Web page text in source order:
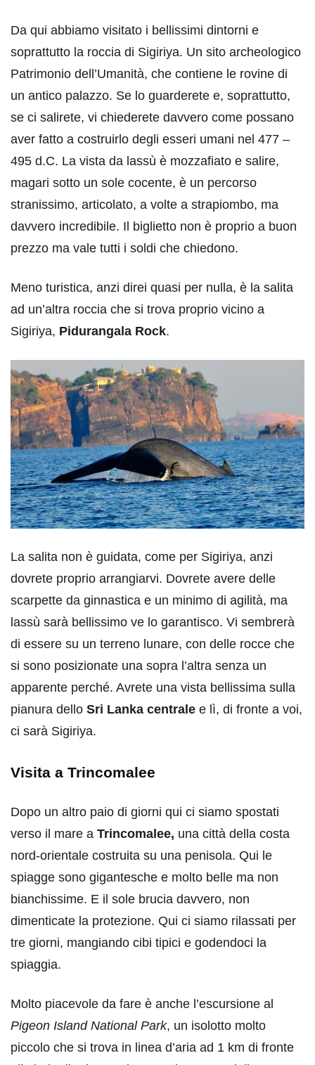
Da qui abbiamo visitato i bellissimi dintorni e
soprattutto la roccia di Sigiriya. Un sito archeologico
Patrimonio dell’Umanità, che contiene le rovine di
un antico palazzo. Se lo guarderete e, soprattutto,
se ci salirete, vi chiederete davvero come possano
aver fatto a costruirlo degli esseri umani nel 477 –
495 d.C. La vista da lassù è mozzafiato e salire,
magari sotto un sole cocente, è un percorso
stranissimo, articolato, a volte a strapiombo, ma
davvero incredibile. Il biglietto non è proprio a buon
prezzo ma vale tutti i soldi che chiedono.
Meno turistica, anzi direi quasi per nulla, è la salita
ad un’altra roccia che si trova proprio vicino a
Sigiriya, Pidurangala Rock.
La salita non è guidata, come per Sigiriya, anzi
dovrete proprio arrangiarvi. Dovrete avere delle
scarpette da ginnastica e un minimo di agilità, ma
lassù sarà bellissimo ve lo garantisco. Vi sembrerà
di essere su un terreno lunare, con delle rocce che
si sono posizionate una sopra l’altra senza un
apparente perché. Avrete una vista bellissima sulla
pianura dello Sri Lanka centrale e lì, di fronte a voi,
ci sarà Sigiriya.
Visita a Trincomalee
Dopo un altro paio di giorni qui ci siamo spostati
verso il mare a Trincomalee, una città della costa
nord-orientale costruita su una penisola. Qui le
spiagge sono gigantesche e molto belle ma non
bianchissime. E il sole brucia davvero, non
dimenticate la protezione. Qui ci siamo rilassati per
tre giorni, mangiando cibi tipici e godendoci la
spiaggia.
Molto piacevole da fare è anche l’escursione al
Pigeon Island National Park, un isolotto molto
piccolo che si trova in linea d’aria ad 1 km di fronte